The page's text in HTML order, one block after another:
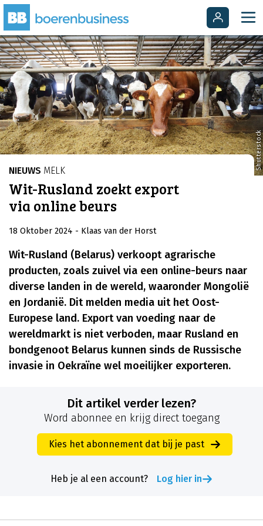
Shutterstock
NIEUWS MELK
Wit-Rusland zoekt export
via online beurs
18 Oktober 2024 - Klaas van der Horst
Wit-Rusland (Belarus) verkoopt agrarische
producten, zoals zuivel via een online-beurs naar
diverse landen in de wereld, waaronder Mongolië
en Jordanië. Dit melden media uit het Oost-
Europese land. Export van voeding naar de
wereldmarkt is niet verboden, maar Rusland en
bondgenoot Belarus kunnen sinds de Russische
invasie in Oekraïne wel moeilijker exporteren.
Dit artikel verder lezen?
Word abonnee en krijg direct toegang
Kies het abonnement dat bij je past
Heb je al een account? Log hier in